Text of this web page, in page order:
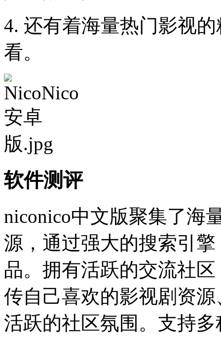
4. 还有着海量热门影视
看。
软件测评
niconico中文版聚集了海
源，通过强大的搜索引
品。拥有活跃的交流社
传自己喜欢的影视剧资
活跃的社区氛围。支持